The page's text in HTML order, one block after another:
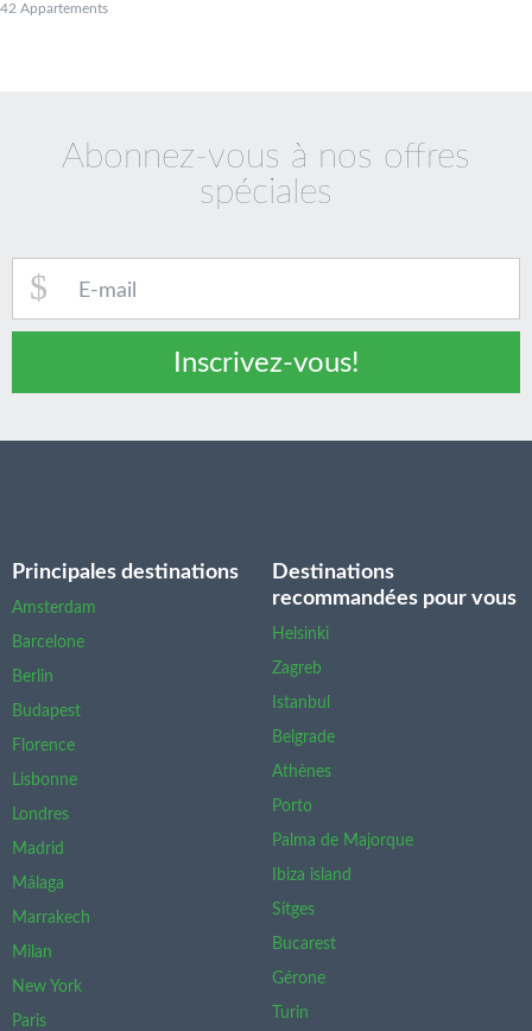
42 Appartements
Abonnez-vous à nos offres
spéciales
Inscrivez-vous!
Principales destinations
Amsterdam
Barcelone
Berlin
Budapest
Florence
Lisbonne
Londres
Madrid
Málaga
Marrakech
Milan
New York
Paris
Destinations
recommandées pour vous
Helsinki
Zagreb
Istanbul
Belgrade
Athènes
Porto
Palma de Majorque
Ibiza island
Sitges
Bucarest
Gérone
Turin